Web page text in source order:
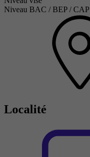
Niveau BAC / BEP / CAP
Localité